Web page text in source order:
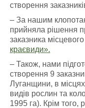
створення
– За нашим
прийняла рішення
заказника
краєвиди».
– Також, нами
створення 9
Луганщини, в
видів рослин та
1995 га). Крім того,